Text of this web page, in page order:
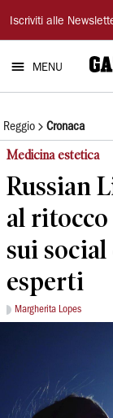
Gazzetta
di
Reggio
Iscriviti alle
MENU
Reggio Cronaca
Medicina estetica
Russian
al ritocco
sui
esperti
Margherita Lopes